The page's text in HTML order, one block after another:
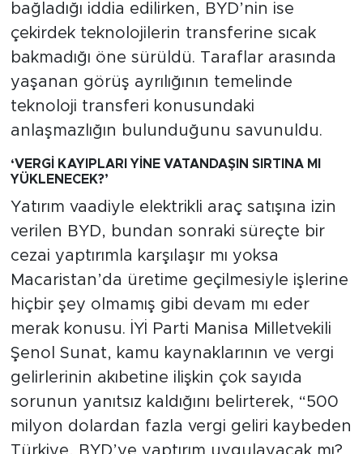
bağladığı iddia edilirken, BYD’nin ise
çekirdek teknolojilerin transferine sıcak
bakmadığı öne sürüldü. Taraflar arasında
yaşanan görüş ayrılığının temelinde
teknoloji transferi konusundaki
anlaşmazlığın bulunduğunu savunuldu.
‘VERGİ KAYIPLARI YİNE VATANDAŞIN SIRTINA MI
YÜKLENECEK?’
Yatırım vaadiyle elektrikli araç satışına izin
verilen BYD, bundan sonraki süreçte bir
cezai yaptırımla karşılaşır mı yoksa
Macaristan’da üretime geçilmesiyle işlerine
hiçbir şey olmamış gibi devam mı eder
merak konusu. İYİ Parti Manisa Milletvekili
Şenol Sunat, kamu kaynaklarının ve vergi
gelirlerinin akıbetine ilişkin çok sayıda
sorunun yanıtsız kaldığını belirterek, “500
milyon dolardan fazla vergi geliri kaybeden
Türkiye, BYD’ye yaptırım uygulayacak mı?